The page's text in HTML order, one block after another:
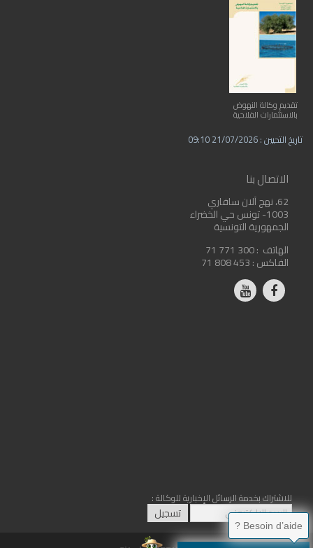
تقديم وكالة النهوض
بالاستثمارات الفلاحية
تاريخ التحيين : 21/07/2026 09:10
الاتصال بنا
62، نهج آلان سافاري
1003- تونس حي الخضراء
الجمهورية التونسية
الهاتف :71 771 300
الفاكس :71 808 453
للاشتراك بخدمة الرسائل الإخبارية للوكالة :
Besoin d’aide ?